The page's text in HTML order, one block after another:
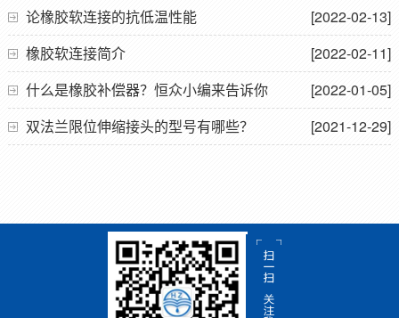
[2022-02-13]
论橡胶软连接的抗低温性能
[2022-02-11]
橡胶软连接简介
[2022-01-05]
什么是橡胶补偿器？恒众小编来告诉你
[2021-12-29]
双法兰限位伸缩接头的型号有哪些？